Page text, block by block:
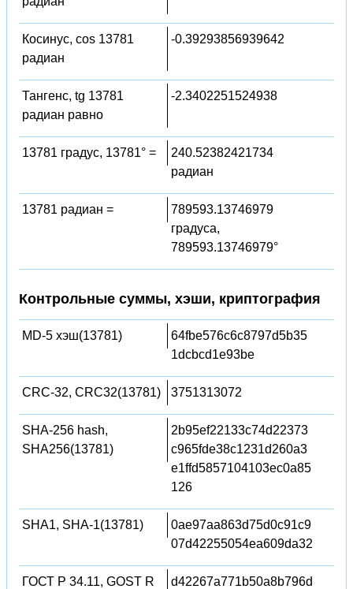
Косинус, cos 13781
радиан
-0.39293856939642
Тангенс, tg 13781
радиан равно
-2.3402251524938
13781 градус, 13781° =
240.52382421734
радиан
13781 радиан =
789593.13746979
градуса,
789593.13746979°
Контрольные суммы, хэши, криптография
MD-5 хэш(13781)
64fbe576c6c8797d5b35
1dcbcd1e93be
CRC-32, CRC32(13781) 3751313072
SHA-256 hash,
SHA256(13781)
2b95ef22133c74d22373
c965fde38c1231d260a3
e1ffd5857104103ec0a85
126
SHA1, SHA-1(13781)
0ae97aa863d75d0c91c9
07d42255054ea609da32
ГОСТ Р 34.11, GOST R
d42267a771b50a8b796d